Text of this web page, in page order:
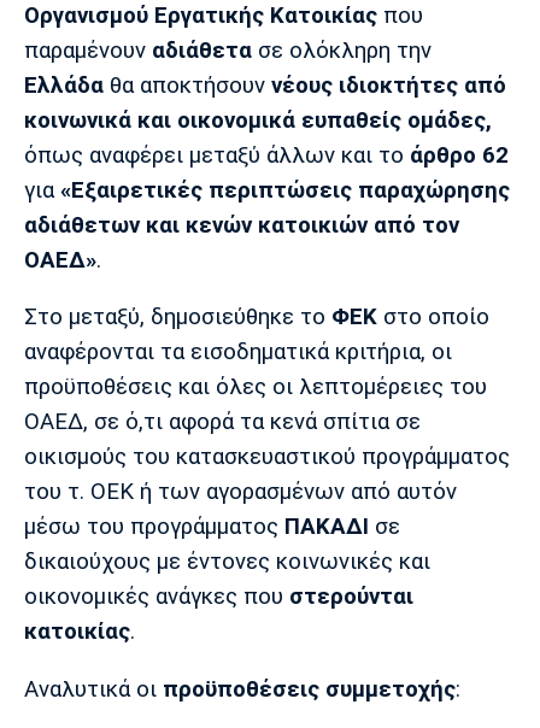
Media
Παρασκήνιο
Μπαρτσελόνα
Ρεάλ
Μαδρίτης
Ατλέτικο
Μαδρίτης
Μάντσεστερ
Γιουνάιτεντ
Τσέλσι Άρσεναλ
Μάντσεστερ
Σίτι
Γιουβέντους
Ίντερ Μπάγερν
Ντόρτμουντ
Οργανισμού Εργατικής Κατοικίας που
παραμένουν αδιάθετα σε ολόκληρη την
Ελλάδα θα αποκτήσουν νέους ιδιοκτήτες από
κοινωνικά και οικονομικά ευπαθείς ομάδες,
όπως αναφέρει μεταξύ άλλων και το άρθρο 62
για«Εξαιρετικές περιπτώσεις παραχώρησης
αδιάθετων και κενών κατοικιών από τον
ΟΑΕΔ».
Στο μεταξύ, δημοσιεύθηκε το ΦΕΚ στο οποίο
αναφέρονται τα εισοδηματικά κριτήρια, οι
προϋποθέσεις και όλες οι λεπτομέρειες του
ΟΑΕΔ, σε ό,τι αφορά τα κενά σπίτια σε
οικισμούς του κατασκευαστικού προγράμματος
του τ. ΟΕΚ ή των αγορασμένων από αυτόν
μέσω του προγράμματος ΠΑΚΑΔΙ σε
δικαιούχους με έντονες κοινωνικές και
οικονομικές ανάγκες που στερούνται
κατοικίας.
Αναλυτικά οι προϋποθέσεις συμμετοχής: